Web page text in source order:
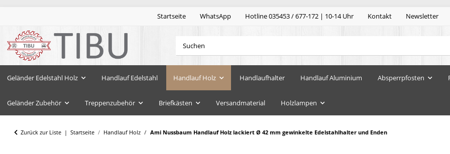
Startseite WhatsApp Hotline 035453 / 677-172 | 10-14 Uhr Kontakt Newsletter
Geländer Edelstahl Holz Handlauf Edelstahl Handlauf Holz Handlaufhalter Handlauf Aluminium Absperrpfosten
Geländer Zubehör Treppenzubehör Briefkästen Versandmaterial Holzlampen
Zurück zur Liste Startseite Handlauf Holz Ami Nussbaum Handlauf Holz lackiert Ø 42 mm gewinkelte Edelstahlhalter und Enden